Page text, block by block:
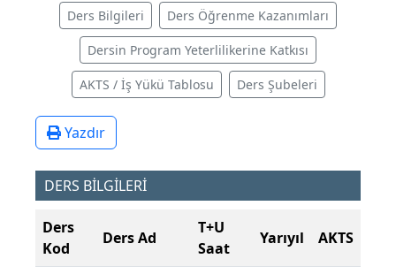
Ders Bilgileri Ders Öğrenme Kazanımları
Dersin Program Yeterlilikerine Katkısı
AKTS / İş Yükü Tablosu Ders Şubeleri
Yazdır
DERS BİLGİLERİ
Ders
Kod
Ders Ad
T+U
Saat
Yarıyıl AKTS